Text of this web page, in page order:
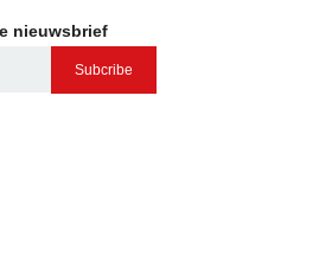
nieuwsbrief
Subcribe